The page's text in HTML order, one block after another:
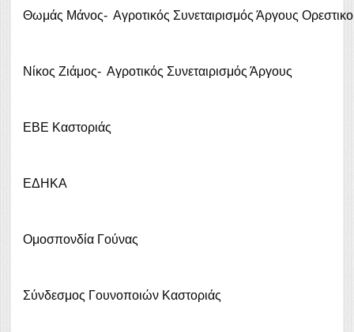
Θωμάς Μάνος- Αγροτικός Συνεταιρισμός Άργους
Νίκος Zιάμος- Αγροτικός Συνεταιρισμός Άργους
ΕΒΕ Καστοριάς
ΕΔΗΚΑ
Ομοσπονδία Γούνας
Σύνδεσμος Γουνοποιών Καστοριάς